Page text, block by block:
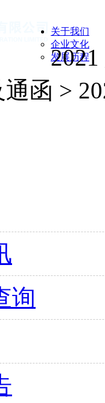
关于我们
企业文化
发展历程
2021
函 >
询